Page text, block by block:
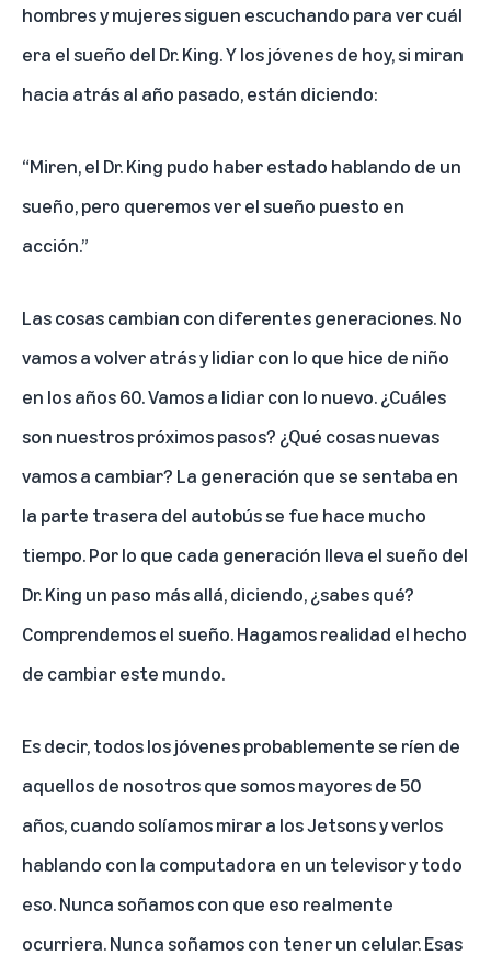
hombres y mujeres siguen escuchando para ver cuál
era el sueño del Dr. King. Y los jóvenes de hoy, si miran
hacia atrás al año pasado, están diciendo:
“Miren, el Dr. King pudo haber estado hablando de un
sueño, pero queremos ver el sueño puesto en
acción.”
Las cosas cambian con diferentes generaciones. No
vamos a volver atrás y lidiar con lo que hice de niño
en los años 60. Vamos a lidiar con lo nuevo. ¿Cuáles
son nuestros próximos pasos? ¿Qué cosas nuevas
vamos a cambiar? La generación que se sentaba en
la parte trasera del autobús se fue hace mucho
tiempo. Por lo que cada generación lleva el sueño del
Dr. King un paso más allá, diciendo, ¿sabes qué?
Comprendemos el sueño. Hagamos realidad el hecho
de cambiar este mundo.
Es decir, todos los jóvenes probablemente se ríen de
aquellos de nosotros que somos mayores de 50
años, cuando solíamos mirar a los Jetsons y verlos
hablando con la computadora en un televisor y todo
eso. Nunca soñamos con que eso realmente
ocurriera. Nunca soñamos con tener un celular. Esas